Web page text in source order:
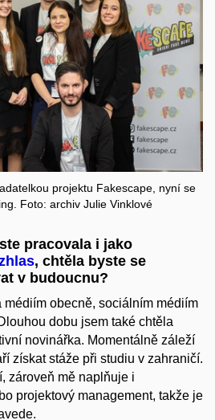
projektu Fakescape, nyní se
Foto: archiv Julie Vinklové
pracovala i jako
, chtěla byste se
v budoucnu?
médiím obecně, sociálním médiím
dobu jsem také chtěla
novinářka. Momentálně záleží
získat stáže při studiu v zahraničí.
zároveň mě naplňuje i
projektový management, takže je